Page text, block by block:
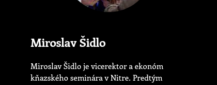
Miroslav Šidlo
Miroslav Šidlo je vicerektor a ekonóm
kňazského seminára v Nitre. Predtým